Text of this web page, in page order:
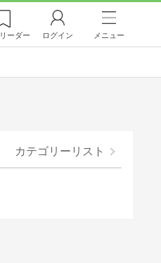
リーダー ログイン メニュー
カテゴリーリスト